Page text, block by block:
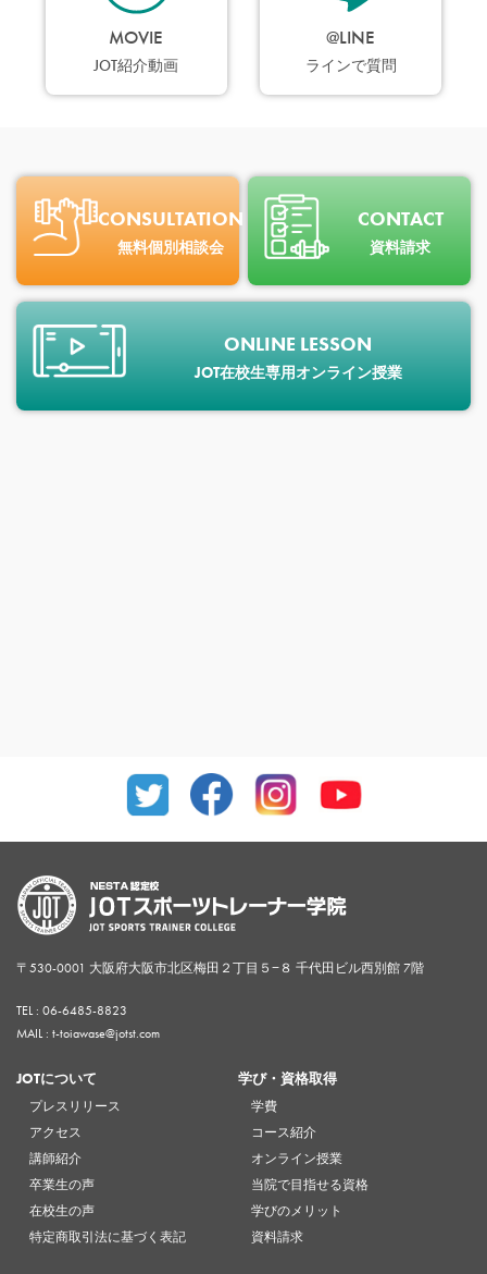
MOVIE
JOT紹介動画
@LINE
ラインで質問
CONSULTATION
無料個別相談会
CONTACT
資料請求
ONLINE LESSON
JOT在校生専用オンライン授業
〒530-0001 大阪府大阪市北区梅田２丁目５−８ 千代田ビル西別館 7階
TEL : 06-6485-8823
MAIL : t-toiawase@jotst.com
JOTについて
プレスリリース
アクセス
講師紹介
卒業生の声
在校生の声
特定商取引法に基づく表記
学び・資格取得
学費
コース紹介
オンライン授業
当院で目指せる資格
学びのメリット
資料請求